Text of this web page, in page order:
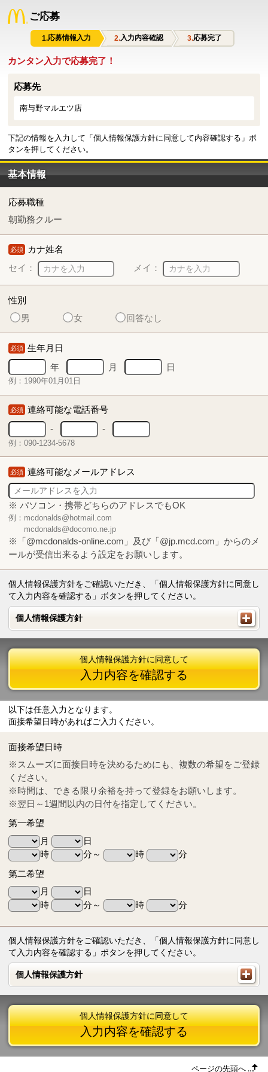
ご応募
応募情報入力 入力内容確認 応募完了
カンタン入力で応募完了！
応募先
南与野マルエツ店
下記の情報を入力して「個人情報保護方針に同意して内容確認する」ボ
タンを押してください。
基本情報
応募職種
朝勤務クルー
必須 カナ姓名
セイ：
メイ：
性別
男
女 回答なし
必須 生年月日
年
月 日
例：1990年01月01日
必須 連絡可能な電話番号
-
-
例：090-1234-5678
必須 連絡可能なメールアドレス
※ パソコン・携帯どちらのアドレスでもOK
例：mcdonalds@hotmail.com
mcdonalds@docomo.ne.jp
※「@mcdonalds-online.com」及び「@jp.mcd.com」からのメ
ールが受信出来るよう設定をお願いします。
個人情報保護方針をご確認いただき、「個人情報保護方針に同意し
て入力内容を確認する」ボタンを押してください。
個人情報保護方針
個人情報保護方針
Tel
0570-55-0314
個人情報保護方針に同意して
入力内容を確認する
以下は任意入力となります。
面接希望日時があればご入力ください。
面接希望日時
※スムーズに面接日時を決めるためにも、複数の希望をご登録
ください。
※時間は、できる限り余裕を持って登録をお願いします。
※翌日～1週間以内の日付を指定してください。
第一希望
月
日
時
分～ 時
分
第二希望
月
日
時
分～ 時 分
個人情報保護方針をご確認いただき、「個人情報保護方針に同意し
て入力内容を確認する」ボタンを押してください。
個人情報保護方針
個人情報保護方針
個人情報保護方針に同意して
入力内容を確認する
ページの先頭へ